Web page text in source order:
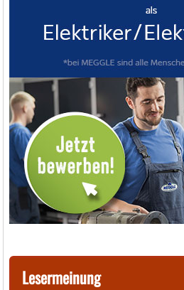
Lesermeinung